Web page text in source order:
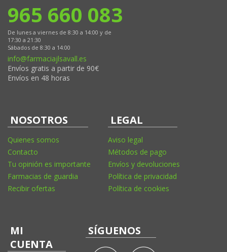
965 660 083
De lunes a viernes de 8:30 a 14:00 y de
17:30 a 21:30
Sábados de 8:30 a 14:00
info@farmaciajlsavall.es
Envíos gratis a partir de 90€
Envíos en 48 horas
NOSOTROS
Quienes somos
Contacto
Tu opinión es importante
Farmacias de guardia
Recibir ofertas
LEGAL
Aviso legal
Métodos de pago
Envíos y devoluciones
Política de privacidad
Política de cookies
MI
CUENTA
SÍGUENOS